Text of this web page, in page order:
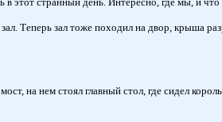
Теперь зал тоже походил на двор, крыша
на нем стоял главный стол, где сидел